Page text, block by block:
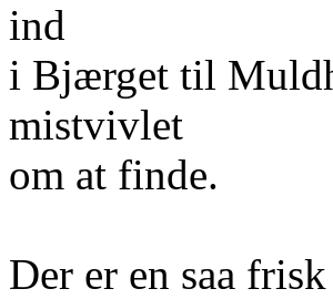
ind
i Bjærget til
mistvivlet
om at finde.
Der er en saa